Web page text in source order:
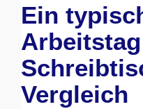
Ein
Vergleich